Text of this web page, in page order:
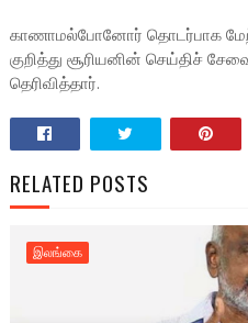
காணாமல்போனோர் தொடர்பாக
குறித்து சூரியனின் செய்திச்
தெரிவித்தார்.
RELATED POSTS
இலங்கை